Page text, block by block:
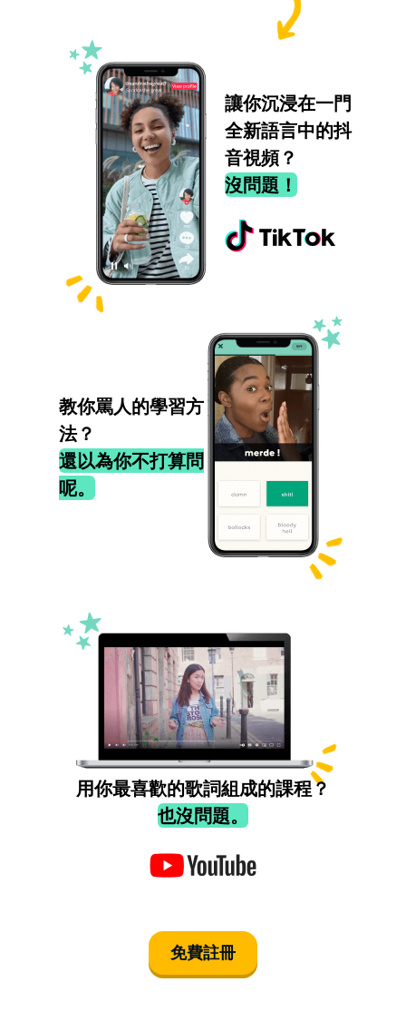
讓你沉浸在一門
全新語言中的抖
音視頻？
沒問題！
教你罵人的學習方
法？
還以為你不打算問
呢。
用你最喜歡的歌詞組成的課程？
也沒問題。
免費註冊